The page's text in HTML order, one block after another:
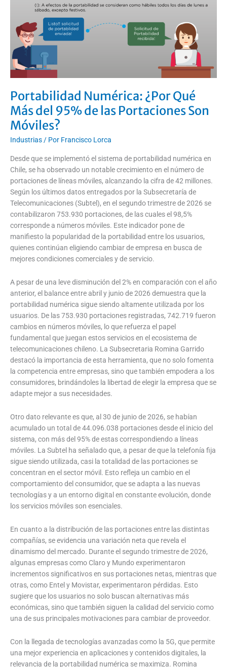
Portabilidad Numérica: ¿Por Qué
Más del 95% de las Portaciones Son
Móviles?
Industrias / Por Francisco Lorca
Desde que se implementó el sistema de portabilidad numérica en
Chile, se ha observado un notable crecimiento en el número de
portaciones de líneas móviles, alcanzando la cifra de 42 millones.
Según los últimos datos entregados por la Subsecretaría de
Telecomunicaciones (Subtel), en el segundo trimestre de 2026 se
contabilizaron 753.930 portaciones, de las cuales el 98,5%
corresponde a números móviles. Este indicador pone de
manifiesto la popularidad de la portabilidad entre los usuarios,
quienes continúan eligiendo cambiar de empresa en busca de
mejores condiciones comerciales y de servicio.
A pesar de una leve disminución del 2% en comparación con el año
anterior, el balance entre abril y junio de 2026 demuestra que la
portabilidad numérica sigue siendo altamente utilizada por los
usuarios. De las 753.930 portaciones registradas, 742.719 fueron
cambios en números móviles, lo que refuerza el papel
fundamental que juegan estos servicios en el ecosistema de
telecomunicaciones chileno. La Subsecretaria Romina Garrido
destacó la importancia de esta herramienta, que no solo fomenta
la competencia entre empresas, sino que también empodera a los
consumidores, brindándoles la libertad de elegir la empresa que se
adapte mejor a sus necesidades.
Otro dato relevante es que, al 30 de junio de 2026, se habían
acumulado un total de 44.096.038 portaciones desde el inicio del
sistema, con más del 95% de estas correspondiendo a líneas
móviles. La Subtel ha señalado que, a pesar de que la telefonía fija
sigue siendo utilizada, casi la totalidad de las portaciones se
concentran en el sector móvil. Esto refleja un cambio en el
comportamiento del consumidor, que se adapta a las nuevas
tecnologías y a un entorno digital en constante evolución, donde
los servicios móviles son esenciales.
En cuanto a la distribución de las portaciones entre las distintas
compañías, se evidencia una variación neta que revela el
dinamismo del mercado. Durante el segundo trimestre de 2026,
algunas empresas como Claro y Mundo experimentaron
incrementos significativos en sus portaciones netas, mientras que
otras, como Entel y Movistar, experimentaron pérdidas. Esto
sugiere que los usuarios no solo buscan alternativas más
económicas, sino que también siguen la calidad del servicio como
una de sus principales motivaciones para cambiar de proveedor.
Con la llegada de tecnologías avanzadas como la 5G, que permite
una mejor experiencia en aplicaciones y contenidos digitales, la
relevancia de la portabilidad numérica se maximiza. Romina
Móviles?